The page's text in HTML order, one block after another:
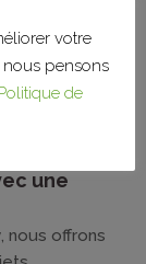
une
, nous offrons
votre
nous pensons
de